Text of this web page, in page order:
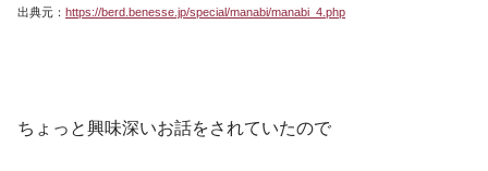
出典元： https://berd.benesse.jp/special/manabi/manabi_4.php
ちょっと興味深いお話をされていたので